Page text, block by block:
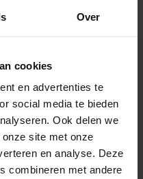
Over
cookies
en advertenties te
social media te bieden
Ook delen we
site met onze
en analyse. Deze
combineren met andere